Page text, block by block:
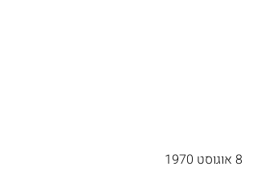
8 אוגוסט 1970